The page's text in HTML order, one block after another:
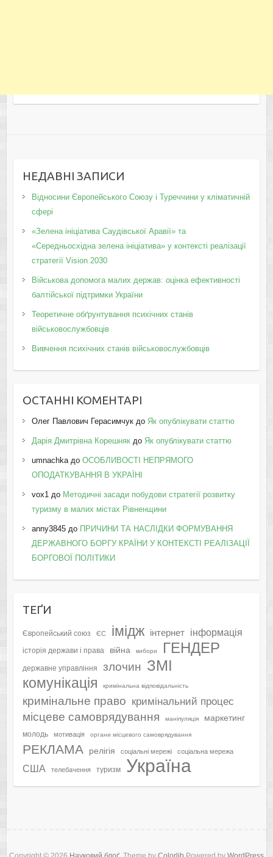
НЕДАВНІ ЗАПИСИ
Відносини Європейського Союзу і Туреччини у кліматичній
сфері
«Зелена ініціатива Саудівської Аравії» та
«Середньосхідна зелена ініціатива» у контексті реалізації
стратегії Vision 2030
Військова допомога малих держав: оцінка ефективності
балтійської підтримки України
Теоретичне обґрунтування психічних станів
військовослужбовців
Вивчення психічних станів військовослужбовців
ОСТАННІ КОМЕНТАРІ
Олег Павлович Герасимчукдо Як опублікувати статтю
Дарія Дмитрівна Корешнякдо Як опублікувати статтю
umnachkaдо ОСОБЛИВОСТІ НЕПРЯМОГО
ОПОДАТКУВАННЯ В УКРАЇНІ
vox1до Методичні засади побудови стратегії розвитку
туризму в малих містах Рівненщини
anny3845до ПРИЧИНИ ТА НАСЛІДКИ ФОРМУВАННЯ
ДЕРЖАВНОГО БОРГУ КРАЇНИ У КОНТЕКСТІ РЕАЛІЗАЦІЇ
БОРГОВОЇ ПОЛІТИКИ
ТЕҐИ
Європейський союз ЄС імідж інтернет інформація
історія держави і права війна вибори ГЕНДЕР
державне управління злочин ЗМІ
комунікація кримінальна відповідальність
кримінальне право кримінальний процес
місцеве самоврядування маніпуляція маркетинг
молодь мотивація органи місцевого самоврядування
РЕКЛАМА релігія соціальні мережі соціальна мережа
США телебачення туризм Україна